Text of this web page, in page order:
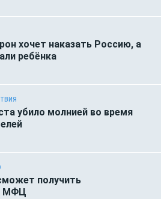
хочет наказать Россию, а
ребёнка
убило молнией во время
получить
МФЦ